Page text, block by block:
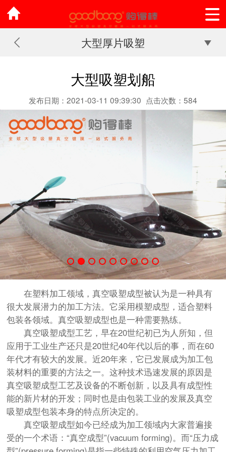
大型厚片吸塑
大型吸塑划船
发布日期：2021-03-11 09:39:30 点击次数：584
在塑料加工领域，真空吸塑成型被认为是一种具有
很大发展潜力的加工方法。它采用模塑成型，适合塑料
包装各领域。真空吸塑成型也是一种需要熟练。
真空吸塑成型工艺，早在20世纪初已为人所知，但
应用于工业生产还只是20世纪40年代以后的事，而在60
年代才有较大的发展。近20年来，它已发展成为加工包
装材料的重要的方法之一。这种技术迅速发展的原因是
真空吸塑成型工艺及设备的不断创新，以及具有成型性
能的新片材的开发；同时也是由包装工业的发展及真空
吸塑成型包装本身的特点所决定的。
真空吸塑成型如今已经成为加工领域内大家普遍接
受的一个术语：“真空成型”(vacuum forming)。而“压力成